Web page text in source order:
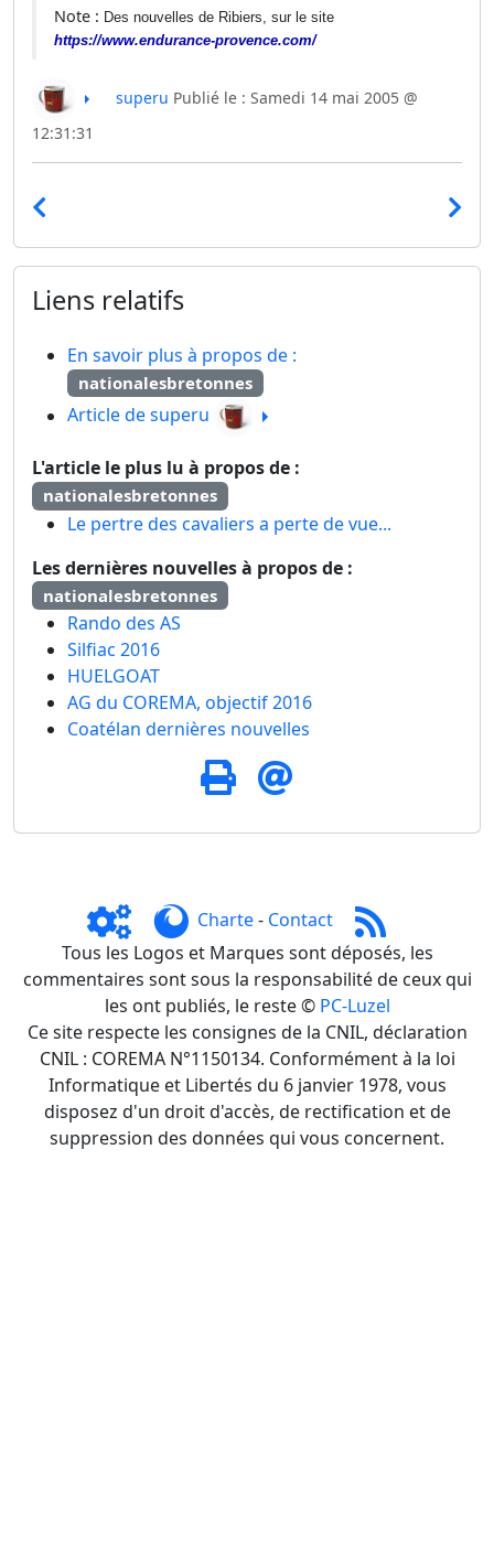
Note : Des nouvelles de Ribiers, sur le site
https://www.endurance-provence.com/
superu Publié le : Samedi 14 mai 2005 @
12:31:31
Liens relatifs
En savoir plus à propos de :
nationalesbretonnes
Article de superu
L'article le plus lu à propos de :
nationalesbretonnes
Le pertre des cavaliers a perte de vue...
Les dernières nouvelles à propos de :
nationalesbretonnes
Rando des AS
Silfiac 2016
HUELGOAT
AG du COREMA, objectif 2016
Coatélan dernières nouvelles
Charte- Contact
Tous les Logos et Marques sont déposés, les
commentaires sont sous la responsabilité de ceux qui
les ont publiés, le reste © PC-Luzel
Ce site respecte les consignes de la CNIL, déclaration
CNIL : COREMA N°1150134. Conformément à la loi
Informatique et Libertés du 6 janvier 1978, vous
disposez d'un droit d'accès, de rectification et de
suppression des données qui vous concernent.